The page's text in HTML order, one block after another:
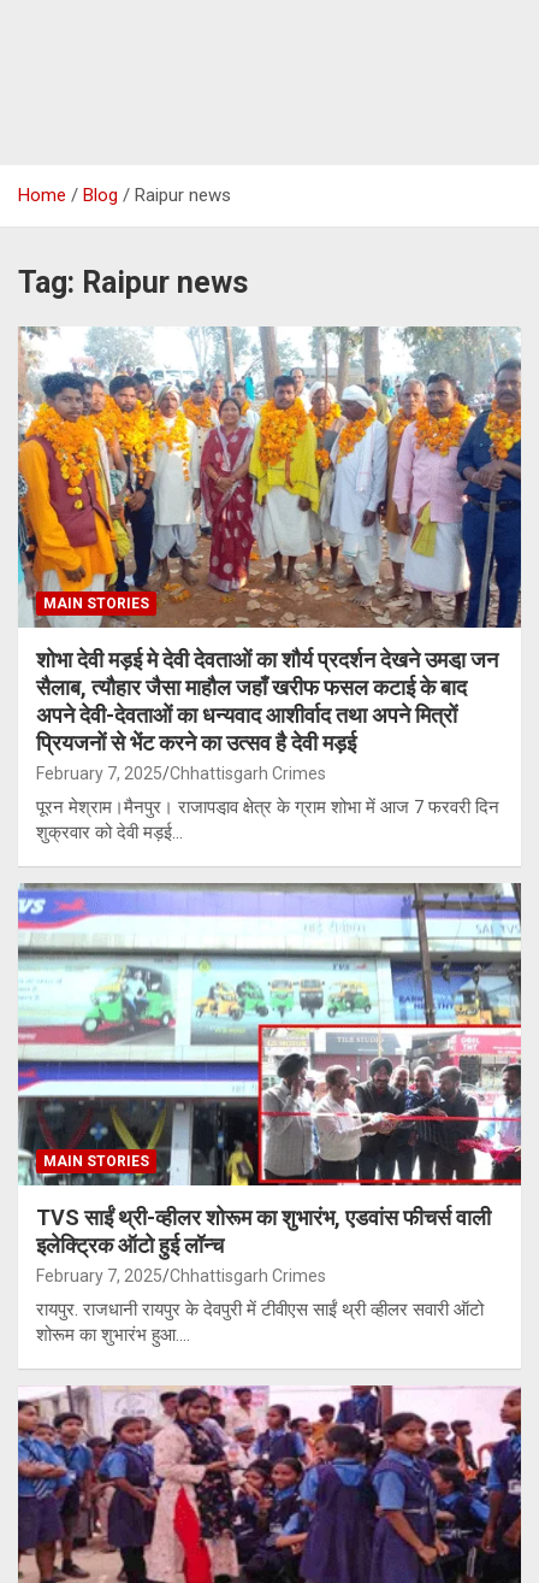
Home Blog Raipur news
Tag: Raipur news
MAIN STORIES
शोभा देवी मड़ई मे देवी देवताओं का शौर्य प्रदर्शन देखने उमडा़ जन
सैलाब, त्यौहार जैसा माहौल जहाँ खरीफ फसल कटाई के बाद
अपने देवी-देवताओं का धन्यवाद आशीर्वाद तथा अपने मित्रों
प्रियजनों से भेंट करने का उत्सव है देवी मड़ई
February 7, 2025 Chhattisgarh Crimes
पूरन मेश्राम।मैनपुर। राजापडा़व क्षेत्र के ग्राम शोभा में आज 7 फरवरी दिन
शुक्रवार को देवी मड़ई…
MAIN STORIES
TVS साईं थ्री-व्हीलर शोरूम का शुभारंभ, एडवांस फीचर्स वाली
इलेक्ट्रिक ऑटो हुई लॉन्च
February 7, 2025 Chhattisgarh Crimes
रायपुर. राजधानी रायपुर के देवपुरी में टीवीएस साईं थ्री व्हीलर सवारी ऑटो
शोरूम का शुभारंभ हुआ.…